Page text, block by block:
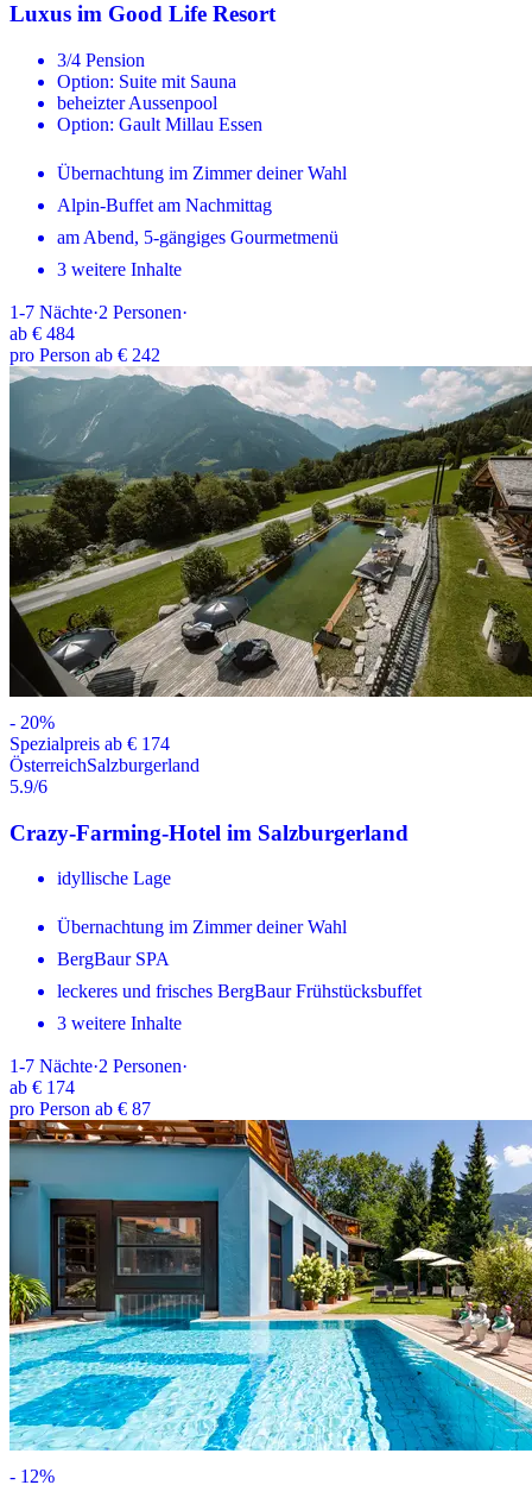
Luxus im Good Life Resort
3/4 Pension
Option: Suite mit Sauna
beheizter Aussenpool
Option: Gault Millau Essen
Übernachtung im Zimmer deiner Wahl
Alpin-Buffet am Nachmittag
am Abend, 5-gängiges Gourmetmenü
3 weitere Inhalte
1-7 Nächte·2 Personen·
ab € 484
pro Person ab € 242
- 20%
Spezialpreis ab € 174
ÖsterreichSalzburgerland
5.9/6
Crazy-Farming-Hotel im Salzburgerland
idyllische Lage
Übernachtung im Zimmer deiner Wahl
BergBaur SPA
leckeres und frisches BergBaur Frühstücksbuffet
3 weitere Inhalte
1-7 Nächte·2 Personen·
ab € 174
pro Person ab € 87
- 12%